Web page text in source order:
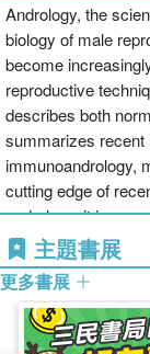
Andrology, the
biology of male
become
reproductive
describes both
summarizes recent
immunoandrology,
cutting edge of
andrology, it
makes them
information for the
reproductive
主題書展
更多書展